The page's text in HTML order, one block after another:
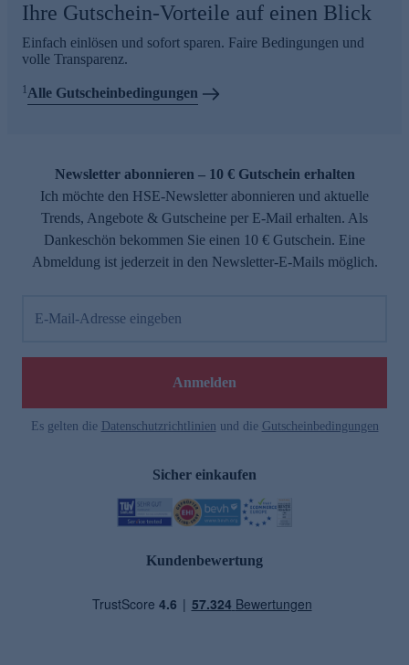
Ihre Gutschein-Vorteile auf einen Blick
Einfach einlösen und sofort sparen. Faire Bedingungen und
volle Transparenz.
1Alle Gutscheinbedingungen
Newsletter abonnieren – 10 € Gutschein erhalten
Ich möchte den HSE-Newsletter abonnieren und aktuelle
Trends, Angebote & Gutscheine per E-Mail erhalten. Als
Dankeschön bekommen Sie einen 10 € Gutschein. Eine
Abmeldung ist jederzeit in den Newsletter-E-Mails möglich.
E-Mail-Adresse eingeben
Anmelden
Es gelten die Datenschutzrichtlinien und die Gutscheinbedingungen
Sicher einkaufen
Kundenbewertung